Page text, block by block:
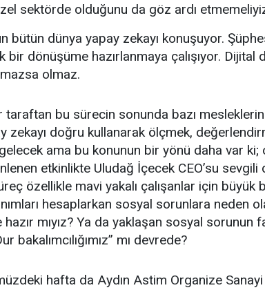
sektörde olduğunu da göz ardı
bütün dünya yapay zekayı konuşuyor.
bir dönüşüme hazırlanmaya çalışıyor.
olmaz.
taraftan bu sürecin sonunda bazı
zekayı doğru kullanarak ölçmek,
ama bu konunun bir yönü daha var ki;
etkinlikte Uludağ İçecek CEO’su
özellikle mavi yakalı çalışanlar için büyük
hesaplarkan sosyal sorunlara neden
hazır mıyız? Ya da yaklaşan sosyal sorunun
bakalımcılığımız” mı devrede?
hafta da Aydın Astim Organize Sanayi